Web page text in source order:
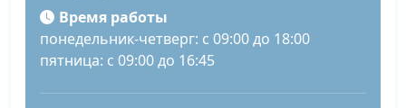
Время работы
понедельник-четверг: с 09:00 до 18:00
пятница: с 09:00 до 16:45